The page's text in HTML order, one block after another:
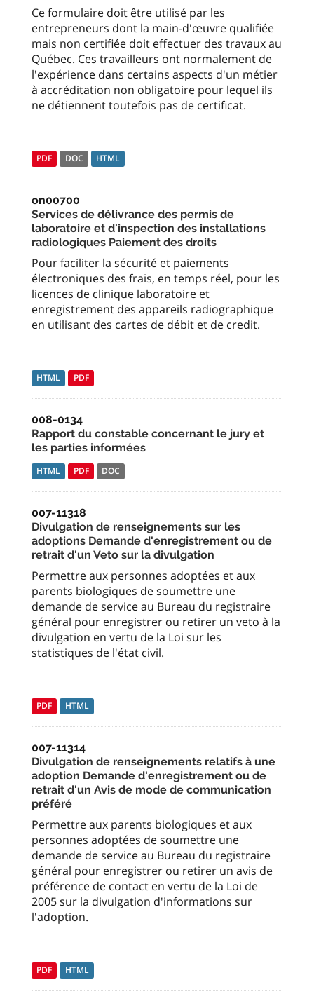
Ce formulaire doit être utilisé par les
entrepreneurs dont la main-d'œuvre qualifiée
mais non certifiée doit effectuer des travaux au
Québec. Ces travailleurs ont normalement de
l'expérience dans certains aspects d'un métier
à accréditation non obligatoire pour lequel ils
ne détiennent toutefois pas de certificat.
PDF DOC HTML
on00700
Services de délivrance des permis de
laboratoire et d'inspection des installations
radiologiques Paiement des droits
Pour faciliter la sécurité et paiements
électroniques des frais, en temps réel, pour les
licences de clinique laboratoire et
enregistrement des appareils radiographique
en utilisant des cartes de débit et de credit.
HTML PDF
008-0134
Rapport du constable concernant le jury et
les parties informées
HTML PDF DOC
007-11318
Divulgation de renseignements sur les
adoptions Demande d'enregistrement ou de
retrait d'un Veto sur la divulgation
Permettre aux personnes adoptées et aux
parents biologiques de soumettre une
demande de service au Bureau du registraire
général pour enregistrer ou retirer un veto à la
divulgation en vertu de la Loi sur les
statistiques de l'état civil.
PDF HTML
007-11314
Divulgation de renseignements relatifs à une
adoption Demande d'enregistrement ou de
retrait d'un Avis de mode de communication
préféré
Permettre aux parents biologiques et aux
personnes adoptées de soumettre une
demande de service au Bureau du registraire
général pour enregistrer ou retirer un avis de
préférence de contact en vertu de la Loi de
2005 sur la divulgation d'informations sur
l'adoption.
PDF HTML